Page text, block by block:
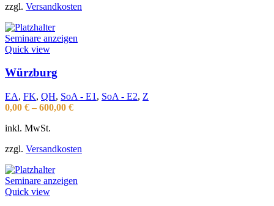
zzgl. Versandkosten
Seminare anzeigen
Quick view
Würzburg
EA, FK, QH, SoA - E1 , SoA - E2, Z
0,00 € – 600,00 €
inkl. MwSt.
zzgl. Versandkosten
Seminare anzeigen
Quick view